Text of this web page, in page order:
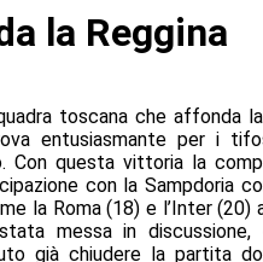
la Reggina
toscana che affonda
entusiasmante per i
questa vittoria la
con la Sampdoria
la Roma (18) e l’Inter
messa in
già chiudere la partita